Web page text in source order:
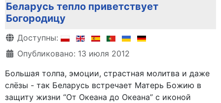
Беларусь тепло приветствует
Богородицу
Информация о материале
Доступны:
Опубликовано: 13 июля 2012
Большая толпа, эмоции, страстная молитва и даже
слёзы - так Беларусь встречает Матерь Божию в
защиту жизни “От Океана до Океана” с иконой